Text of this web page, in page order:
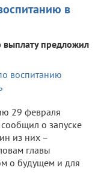
в
предложил
29 февраля
о запуске
из них –
главы
о будущем и для